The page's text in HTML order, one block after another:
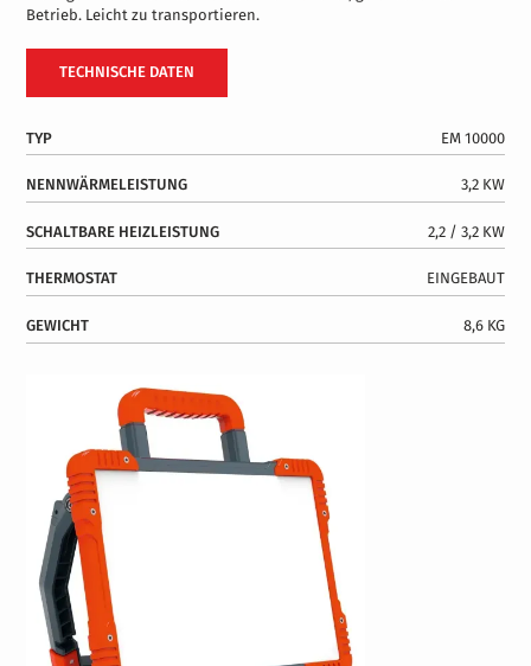
Betrieb. Leicht zu transportieren.
TECHNISCHE DATEN
TYP EM 10000
NENNWÄRMELEISTUNG 3,2 KW
SCHALTBARE HEIZLEISTUNG 2,2 / 3,2 KW
THERMOSTAT EINGEBAUT
GEWICHT 8,6 KG